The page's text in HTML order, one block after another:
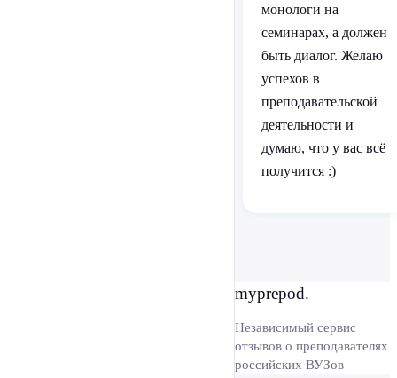
монологи на
семинарах, а должен
быть диалог. Желаю
успехов в
преподавательской
деятельности и
думаю, что у вас всё
получится :)
myprepod.
Независимый сервис
отзывов о преподавателях
российских ВУЗов